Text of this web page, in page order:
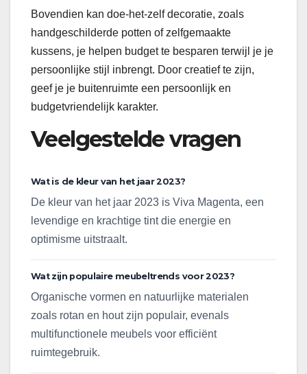
Bovendien kan doe-het-zelf decoratie, zoals
handgeschilderde potten of zelfgemaakte
kussens, je helpen budget te besparen terwijl je je
persoonlijke stijl inbrengt. Door creatief te zijn,
geef je je buitenruimte een persoonlijk en
budgetvriendelijk karakter.
Veelgestelde vragen
Wat is de kleur van het jaar 2023?
De kleur van het jaar 2023 is Viva Magenta, een
levendige en krachtige tint die energie en
optimisme uitstraalt.
Wat zijn populaire meubeltrends voor 2023?
Organische vormen en natuurlijke materialen
zoals rotan en hout zijn populair, evenals
multifunctionele meubels voor efficiënt
ruimtegebruik.